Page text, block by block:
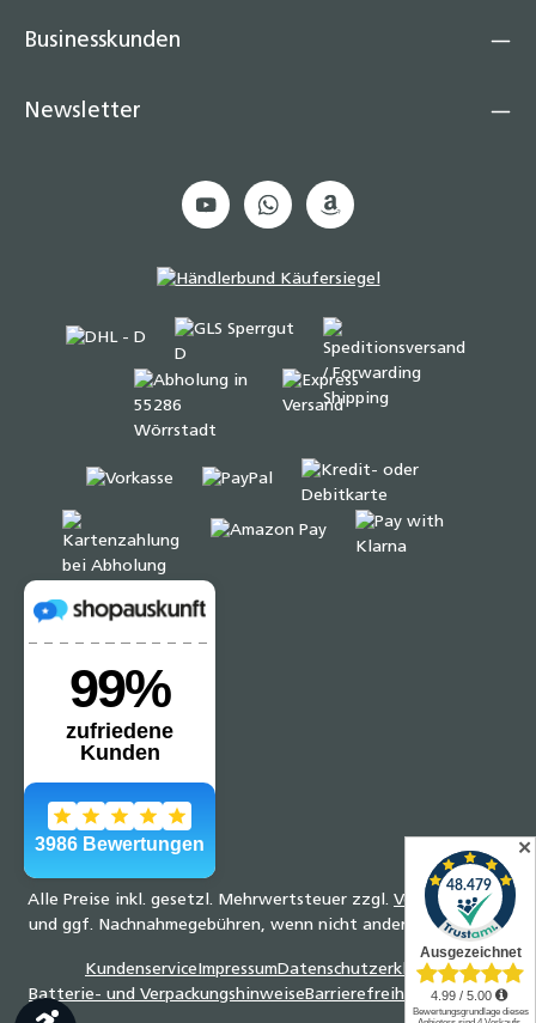
Businesskunden
Newsletter
Alle Preise inkl. gesetzl. Mehrwertsteuer zzgl. Versandkosten
und ggf. Nachnahmegebühren, wenn nicht anders angegeben.
KundenserviceImpressumDatenschutzerklärung
Batterie- und VerpackungshinweiseBarrierefreiheitserklärung
✕